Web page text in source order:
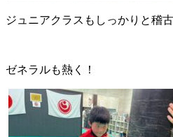
ジュニアクラスもしっかりと稽古
ゼネラルも熱く！